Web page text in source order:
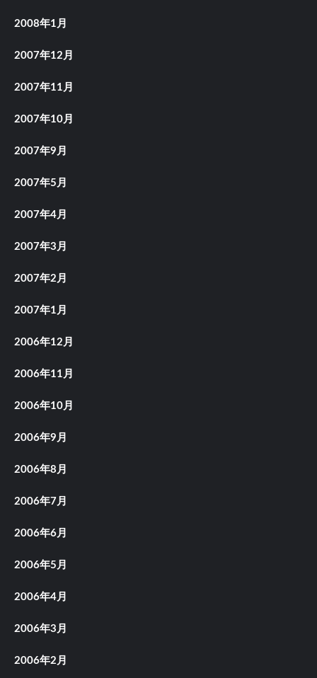
2008年1月
2007年12月
2007年11月
2007年10月
2007年9月
2007年5月
2007年4月
2007年3月
2007年2月
2007年1月
2006年12月
2006年11月
2006年10月
2006年9月
2006年8月
2006年7月
2006年6月
2006年5月
2006年4月
2006年3月
2006年2月